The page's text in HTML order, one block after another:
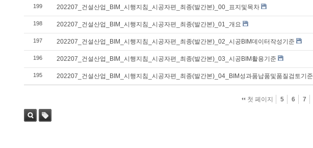
199 202207_건설산업_BIM_시행지침_시공자편_최종(발간본)_00_표지및목차
198 202207_건설산업_BIM_시행지침_시공자편_최종(발간본)_01_개요
197 202207_건설산업_BIM_시행지침_시공자편_최종(발간본)_02_시공BIM데이터작성기준
196 202207_건설산업_BIM_시행지침_시공자편_최종(발간본)_03_시공BIM활용기준
195 202207_건설산업_BIM_시행지침_시공자편_최종(발간본)_04_BIM성과품납품및품질검토기준
첫 페이지 5 6 7